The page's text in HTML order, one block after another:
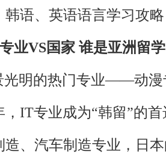
、英语语言学习攻略
业VS国家 谁是亚洲留
明的热门专业——动漫
专业成为“韩留”的首
汽车制造专业，日本